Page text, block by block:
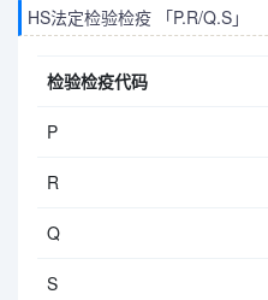
HS法定检验检疫 「P.R/Q.S」
检验检疫代码
P
R
Q
S